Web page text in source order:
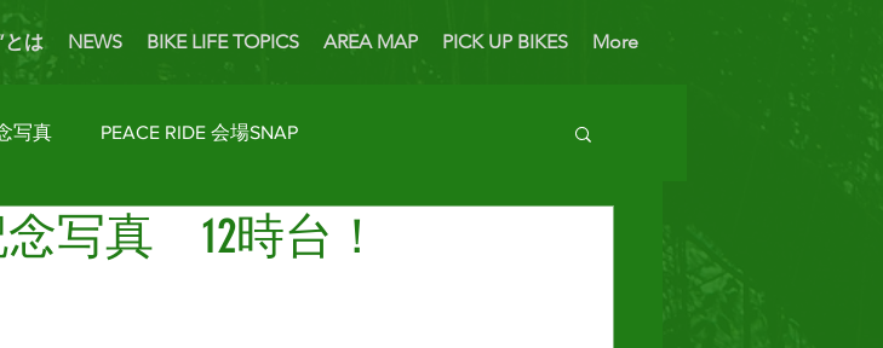
とは NEWS BIKE LIFE TOPICS AREA MAP PICK UP BIKES More
写真 PEACE RIDE 会場SNAP
ホームカミング Enjoy Bike
念写真 12時台！